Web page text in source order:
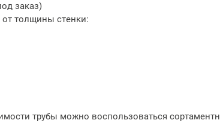
заказ)
от толщины стенки:
трубы можно воспользоваться